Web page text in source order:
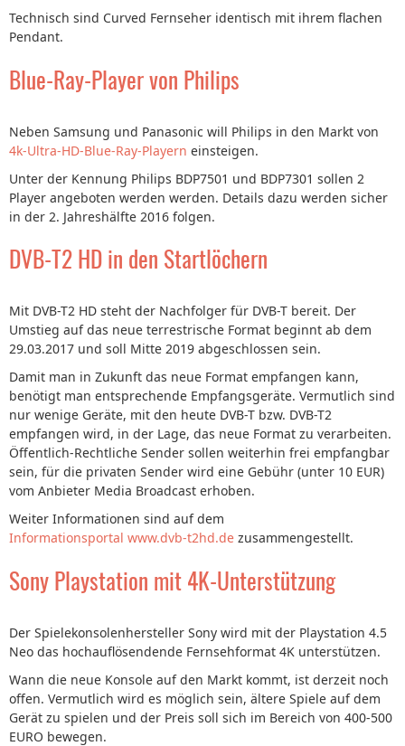
Technisch sind Curved Fernseher identisch mit ihrem flachen
Pendant.
Blue-Ray-Player von Philips
Neben Samsung und Panasonic will Philips in den Markt von
4k-Ultra-HD-Blue-Ray-Playern einsteigen.
Unter der Kennung Philips BDP7501 und BDP7301 sollen 2
Player angeboten werden werden. Details dazu werden sicher
in der 2. Jahreshälfte 2016 folgen.
DVB-T2 HD in den Startlöchern
Mit DVB-T2 HD steht der Nachfolger für DVB-T bereit. Der
Umstieg auf das neue terrestrische Format beginnt ab dem
29.03.2017 und soll Mitte 2019 abgeschlossen sein.
Damit man in Zukunft das neue Format empfangen kann,
benötigt man entsprechende Empfangsgeräte. Vermutlich sind
nur wenige Geräte, mit den heute DVB-T bzw. DVB-T2
empfangen wird, in der Lage, das neue Format zu verarbeiten.
Öffentlich-Rechtliche Sender sollen weiterhin frei empfangbar
sein, für die privaten Sender wird eine Gebühr (unter 10 EUR)
vom Anbieter Media Broadcast erhoben.
Weiter Informationen sind auf dem
Informationsportal www.dvb-t2hd.de zusammengestellt.
Sony Playstation mit 4K-Unterstützung
Der Spielekonsolenhersteller Sony wird mit der Playstation 4.5
Neo das hochauflösendende Fernsehformat 4K unterstützen.
Wann die neue Konsole auf den Markt kommt, ist derzeit noch
offen. Vermutlich wird es möglich sein, ältere Spiele auf dem
Gerät zu spielen und der Preis soll sich im Bereich von 400-500
EURO bewegen.